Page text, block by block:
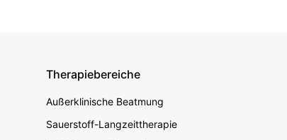
Footer secondary
Therapiebereiche
Außerklinische Beatmung
Sauerstoff-Langzeittherapie